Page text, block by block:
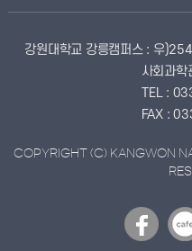
강원대학교 강릉캠퍼스 : 우
사회과
TEL :
FAX :
COPYRIGHT (C) KANGWON